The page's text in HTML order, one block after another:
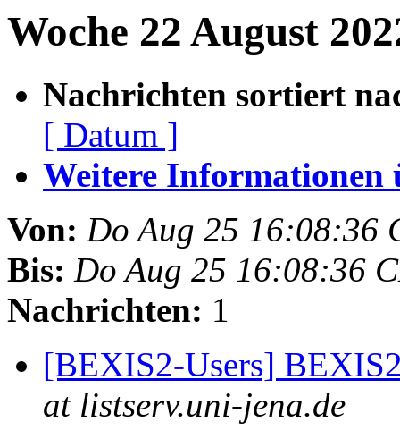
Woche 22 August
Nachrichten sortiert
[ Datum ]
Weitere Informationen
Von: Do Aug 25 16:08:36
Bis: Do Aug 25 16:08:36
Nachrichten: 1
[BEXIS2-Users]
at listserv.uni-jena.de